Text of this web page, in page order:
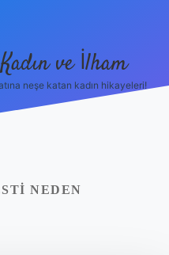
Kadın ve İlham
neşe katan kadın hikayeleri!
NEDEN